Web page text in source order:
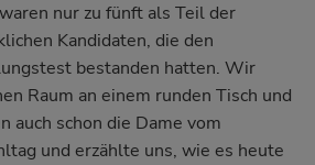
nur zu fünft als Teil der
Kandidaten, die den
bestanden hatten. Wir
Raum an einem runden Tisch und
auch schon die Dame vom
und erzählte uns, wie es heute